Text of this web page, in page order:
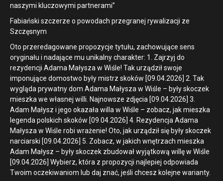
naszymi kluczowymi partnerami”
Fabiański szczerze o powodach przegranej rywalizacji ze
Szczęsnym
Oto przeredagowane propozycje tytułu, zachowujące sens
oryginału i nadające mu unikalny charakter: 1. Zajrzyj do
rezydencji Adama Małysza w Wiśle! Tak urządził swoje
imponujące domostwo były mistrz skoków [09.04.2026] 2. Tak
wygląda prywatny dom Adama Małysza w Wiśle – były skoczek
mieszka we własnej willi. Najnowsze zdjęcia [09.04.2026] 3.
Adam Małysz i jego okazała willa w Wiśle – zobacz, jak mieszka
legenda polskich skoków [09.04.2026] 4. Rezydencja Adama
Małysza w Wiśle robi wrażenie! Oto, jak urządził się były skoczek
narciarski [09.04.2026] 5. Zobacz, w jakich wnętrzach mieszka
Adam Małysz – były skoczek zbudował wyjątkową willę w Wiśle
[09.04.2026] Wybierz, która z propozycji najlepiej odpowiada
Twoim oczekiwaniom lub daj znać, jeśli chcesz kolejne warianty.